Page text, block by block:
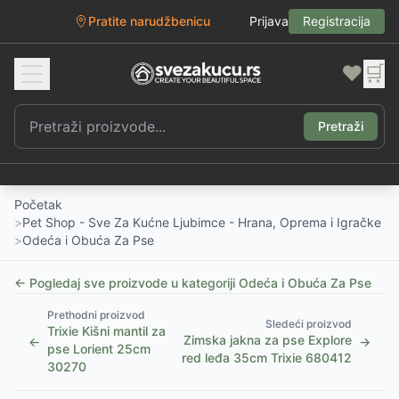
Pratite narudžbenicu Prijava Registracija
❤️ 🛒
Pretraži
Početak
>Pet Shop - Sve Za Kućne Ljubimce - Hrana, Oprema i Igračke
>Odeća i Obuća Za Pse
← Pogledaj sve proizvode u kategoriji Odeća i Obuća Za Pse
←
Prethodni proizvod
Trixie Kišni mantil za
pse Lorient 25cm
30270
Sledeći proizvod
Zimska jakna za pse Explore
red leđa 35cm Trixie 680412
→